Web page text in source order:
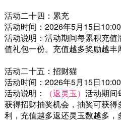
活动二十四：累充
活动时间：2026年5月15日
活动说明：活动期间每累积充
值礼包一份。充值越多奖励越丰
活动二十五：招财猫
活动时间：2026年5月15日
活动说明：
（返灵玉） 活动期间
获得招财抽奖机会，抽奖可获
利，充值越多返还灵玉数越多，